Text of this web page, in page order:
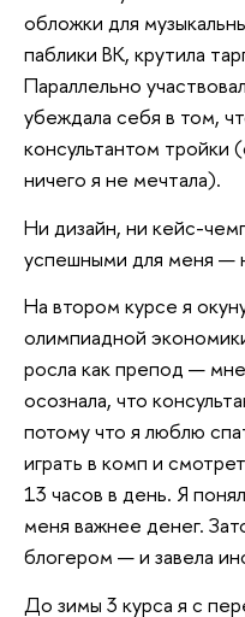
обложки для
паблики ВК, крутила
Параллельно
убеждала себя в том,
консультантом тройки
ничего я не мечтала).
Ни дизайн, ни кейс-
успешными для меня —
На втором курсе я
олимпиадной
росла как препод —
осознала, что
потому что я люблю
играть в комп и
13 часов в день. Я
меня важнее денег.
блогером — и завела
До зимы 3 курса я с